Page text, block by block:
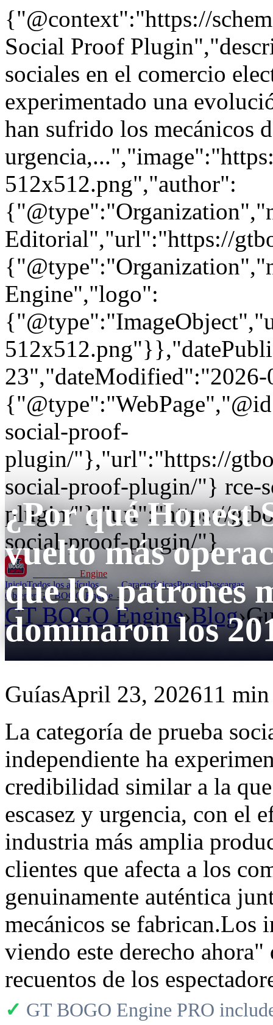
{"@context":"https://
Social Proof
sociales en el comercio
experimentado una
han sufrido los mecánicos
512x512.png","author":
Editorial","url":"https://
Engine","logo":
social-proof-
plugin/"},"url":"https://
social-proof-plugin/"} rce-
plugin/"},"url":"https://
social-proof-plugin/"}
Engine
InicioTodos los artículos CaracterísticasPreciosDescargas
Obtener GT BOGO Engine →
GT BOGO Engine›Blog›
¿Por qué Honest
vuelto más
que los patrones
dominaron los
GuíasApril 23, 202611
La categoría de prueba
independiente ha
credibilidad similar a la
escasez y urgencia, con el
industria más amplia
clientes que afecta a los
genuinamente auténtica
mecánicos se fabrican.Los
viendo este derecho
recuentos de los
✓ GT BOGO Engine PRO